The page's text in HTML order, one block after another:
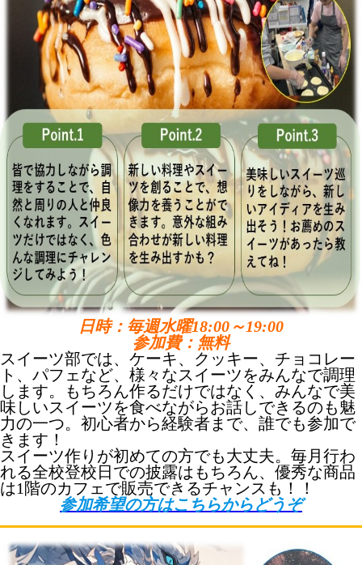
日時：毎週水曜18:00～19:00
参加費：無料
スイーツ部では、ケーキ、クッキー、チョコレー
ト、パフェなど、様々なスイーツをみんなで調理
します。もちろん作るだけではなく、みんなで美
味しいスイーツを食べながらお話しできるのも魅
力の一つ。初心者から経験者まで、誰でも参加で
きます！
スイーツ作りが初めての方でも大丈夫。毎月行わ
れる全校登校日での披露はもちろん、優秀な商品
は1階のカフェで販売できるチャンスも！！
参加希望の方はこちらからどうぞ